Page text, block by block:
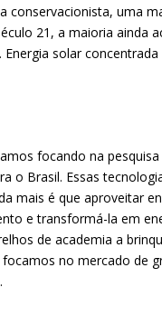
conservacionista, uma
21, a maioria ainda
solar
focando na
o Brasil. Essas
mais é que aproveitar
e transformá-la em
de academia a
no mercado de